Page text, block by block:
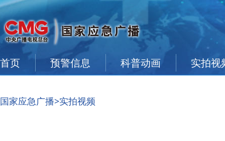
首页 预警信息 科普动画 实拍视
国家应急广播>实拍视频